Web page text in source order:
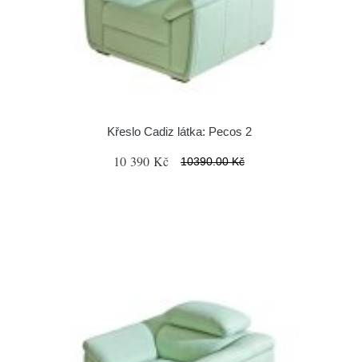
Křeslo Cadiz látka: Pecos 2
10 390 Kč 10390.00 Kč